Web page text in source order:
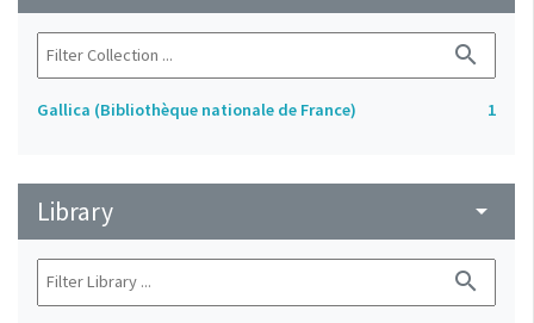
search
Gallica (Bibliothèque nationale de France) 1
Library arrow_drop_down
search